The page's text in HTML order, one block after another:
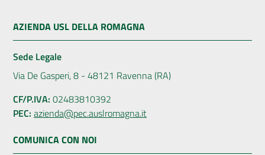
AZIENDA USL DELLA ROMAGNA
Sede Legale
Via De Gasperi, 8 - 48121 Ravenna (RA)
CF/P.IVA: 02483810392
PEC: azienda@pec.auslromagna.it
COMUNICA CON NOI